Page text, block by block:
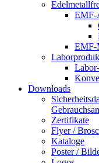
EMF-
EMF-
Downloads
Zertifikate
Flyer /
Kataloge
Poster /